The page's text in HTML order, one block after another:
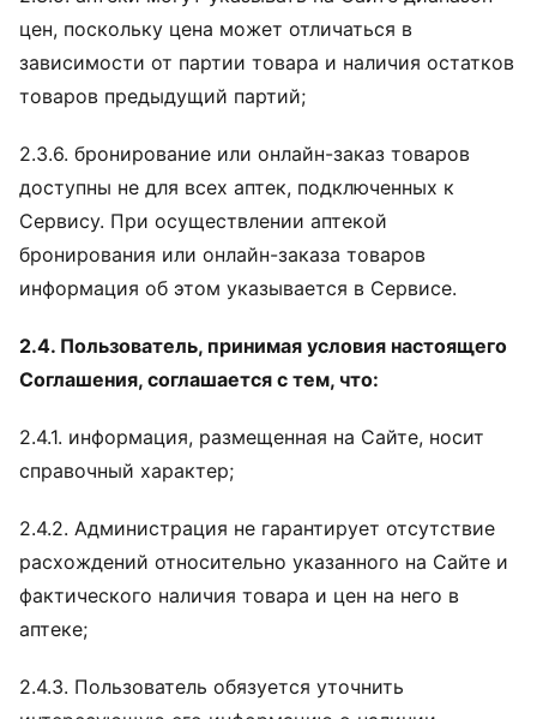
цен, поскольку цена может отличаться в
зависимости от партии товара и наличия остатков
товаров предыдущий партий;
2.3.6. бронирование или онлайн-заказ товаров
доступны не для всех аптек, подключенных к
Сервису. При осуществлении аптекой
бронирования или онлайн-заказа товаров
информация об этом указывается в Сервисе.
2.4. Пользователь, принимая условия настоящего
Соглашения, соглашается с тем, что:
2.4.1. информация, размещенная на Сайте, носит
справочный характер;
2.4.2. Администрация не гарантирует отсутствие
расхождений относительно указанного на Сайте и
фактического наличия товара и цен на него в
аптеке;
2.4.3. Пользователь обязуется уточнить